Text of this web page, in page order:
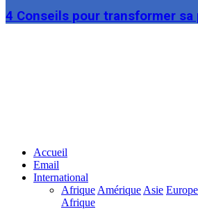
4 Conseils pour transformer sa
Accueil
Email
International
Afrique Amérique Asie Europe
Afrique